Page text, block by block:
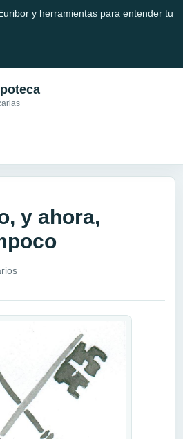
y herramientas para entender tu
y ahora,